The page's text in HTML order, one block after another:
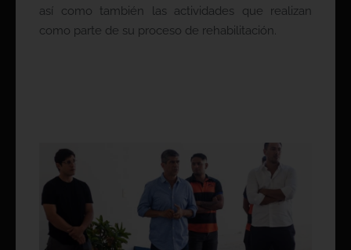
así como también las actividades que realizan
como parte de su proceso de rehabilitación.